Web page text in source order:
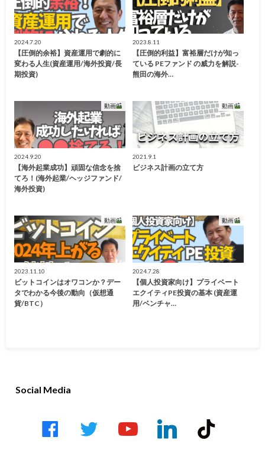
2024.7.20
【圧倒的余裕】資産運用で劇的に
変わる人生(資産運用/海外投資/長
期投資)
2023.8.11
【圧倒的利益】富裕層だけが知っ
ている PEファンド の威力を解説-
熊田の海外…
動画
2024.9.20
【海外起業成功】頑固な信念を捨
てろ！(海外起業/ヘッジファンド/
海外投資)
動画
2021.9.1
ビジネス計画の立て方
動画
2023.11.10
ビットコインはオワコンか？デー
タでわかる今後の動向（仮想通
貨/BTC）
動画
2024.7.28
【個人投資家向け】プライベート
エクイティPE投資の基本 (資産運
用/ベンチャ…
Social Media